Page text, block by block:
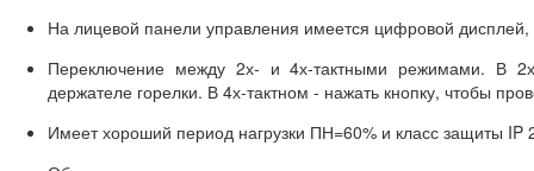
На лицевой панели управления имеется цифровой
Переключение между 2х- и 4х-тактными режимами. В
держателе горелки. В 4х-тактном - нажать кнопку, чтобы
Имеет хороший период нагрузки ПН=60% и класс защиты IP